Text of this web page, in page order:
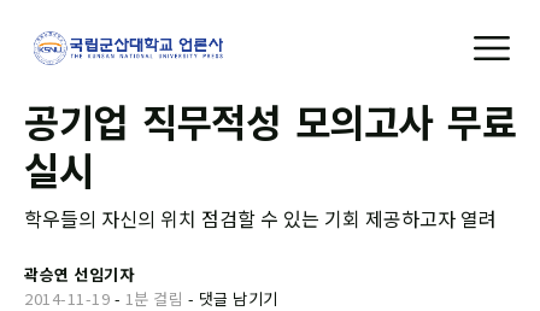
공기업 직무적성 모의고사 무료
실시
학우들의 자신의 위치 점검할 수 있는 기회 제공하고자 열려
곽승연 선임기자
2014-11-19 - 1분 걸림 - 댓글 남기기